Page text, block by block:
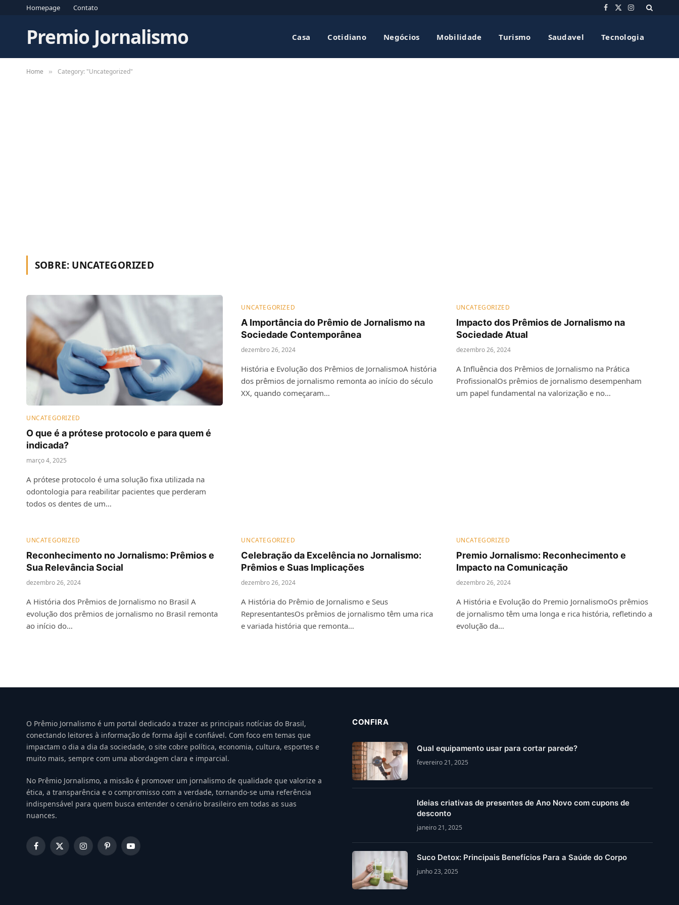
Homepage Contato Facebook
X
Instagram
Premio Jornalismo Casa Cotidiano Negócios Mobilidade Turismo Saudavel Tecnologia
Home » Category: "Uncategorized"
SOBRE: UNCATEGORIZED
UNCATEGORIZED
O que é a prótese protocolo e para quem é
indicada?
março 4, 2025
A prótese protocolo é uma solução fixa utilizada na
odontologia para reabilitar pacientes que perderam
todos os dentes de um…
UNCATEGORIZED
A Importância do Prêmio de Jornalismo na
Sociedade Contemporânea
dezembro 26, 2024
História e Evolução dos Prêmios de JornalismoA história
dos prêmios de jornalismo remonta ao início do século
XX, quando começaram…
UNCATEGORIZED
Impacto dos Prêmios de Jornalismo na
Sociedade Atual
dezembro 26, 2024
A Influência dos Prêmios de Jornalismo na Prática
ProfissionalOs prêmios de jornalismo desempenham
um papel fundamental na valorização e no…
UNCATEGORIZED
Reconhecimento no Jornalismo: Prêmios e
Sua Relevância Social
dezembro 26, 2024
A História dos Prêmios de Jornalismo no Brasil A
evolução dos prêmios de jornalismo no Brasil remonta
ao início do…
UNCATEGORIZED
Celebração da Excelência no Jornalismo:
Prêmios e Suas Implicações
dezembro 26, 2024
A História do Prêmio de Jornalismo e Seus
RepresentantesOs prêmios de jornalismo têm uma rica
e variada história que remonta…
UNCATEGORIZED
Premio Jornalismo: Reconhecimento e
Impacto na Comunicação
dezembro 26, 2024
A História e Evolução do Premio JornalismoOs prêmios
de jornalismo têm uma longa e rica história, refletindo a
evolução da…
O Prêmio Jornalismo é um portal dedicado a trazer as principais notícias do Brasil,
conectando leitores à informação de forma ágil e confiável. Com foco em temas que
impactam o dia a dia da sociedade, o site cobre política, economia, cultura, esportes e
muito mais, sempre com uma abordagem clara e imparcial.
No Prêmio Jornalismo, a missão é promover um jornalismo de qualidade que valorize a
ética, a transparência e o compromisso com a verdade, tornando-se uma referência
indispensável para quem busca entender o cenário brasileiro em todas as suas
nuances.
Facebook
X
InstagramPinterestYouTube
CONFIRA
Qual equipamento usar para cortar parede?
fevereiro 21, 2025
Ideias criativas de presentes de Ano Novo com cupons de
desconto
janeiro 21, 2025
Suco Detox: Principais Benefícios Para a Saúde do Corpo
junho 23, 2025